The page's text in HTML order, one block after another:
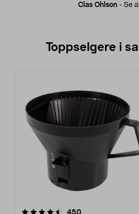
Clas Ohlson- Se
Toppselgere i
450anmeldelser
4.5 av 5 stjerner